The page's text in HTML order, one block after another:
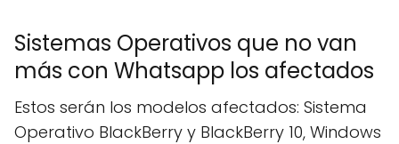
Sistemas Operativos que no van
más con Whatsapp los afectados
Estos serán los modelos afectados: Sistema
Operativo BlackBerry y BlackBerry 10, Windows